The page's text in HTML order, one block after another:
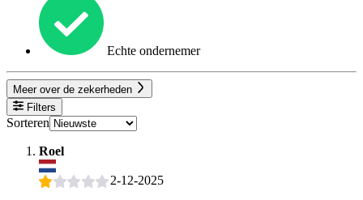
Echte ondernemer
Meer over de zekerheden
Filters
Sorteren
Roel
2-12-2025